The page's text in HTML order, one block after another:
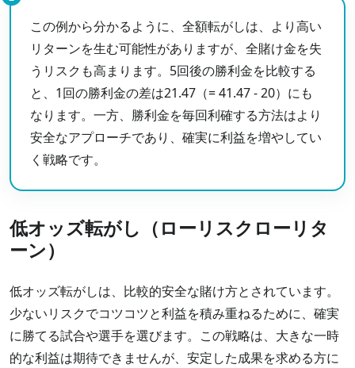
この例から分かるように、全額転がしは、より高い
リターンを生む可能性がありますが、全賭け金を失
うリスクも高まります。5回後の勝利金を比較する
と、1回の勝利金の差は21.47（= 41.47 - 20）にも
なります。一方、勝利金を毎回利確する方法はより
安全なアプローチであり、確実に利益を増やしてい
く戦略です。
低オッズ転がし（ローリスクローリタ
ーン）
低オッズ転がしは、比較的安全な賭け方とされています。
少ないリスクでコツコツと利益を積み重ねるために、確実
に勝てる試合や選手を選びます。この戦略は、大きな一時
的な利益は期待できませんが、安定した成果を求める方に